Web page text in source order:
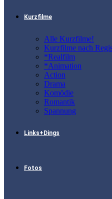
Kurzfilme
Alle Kurzfilme!
Kurzfilme nach
*Realfilm
*Animation
Action
Drama
Komödie
Romantik
Spannung
Links+Dings
Fotos